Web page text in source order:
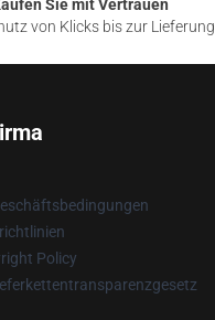
Sie mit Vertrauen
von Klicks bis zur Lieferung
Policy